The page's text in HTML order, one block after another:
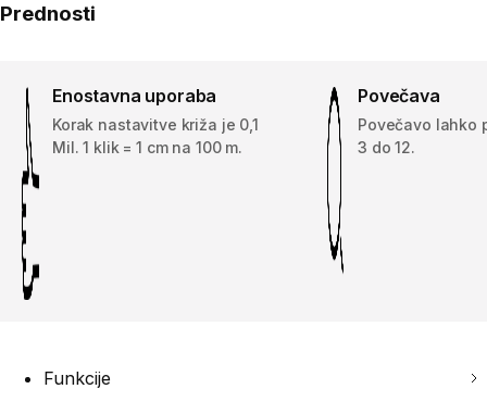
Prednosti
Enostavna uporaba
Korak nastavitve križa je 0,1
Mil. 1 klik = 1 cm na 100 m.
Povečava
Povečavo lahko
3 do 12.
Funkcije